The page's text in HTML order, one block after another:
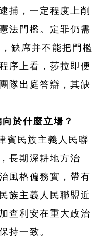
捕，一定程度上削
法門檻。定罪仍需
缺席并不能把門檻
序上看，莎拉即便
隊出庭答辯，其缺
於什麼立場？
賓民族主義人民聯
長期深耕地方治
風格偏務實，帶有
族主義人民聯盟近
查利安在重大政治
持一致。